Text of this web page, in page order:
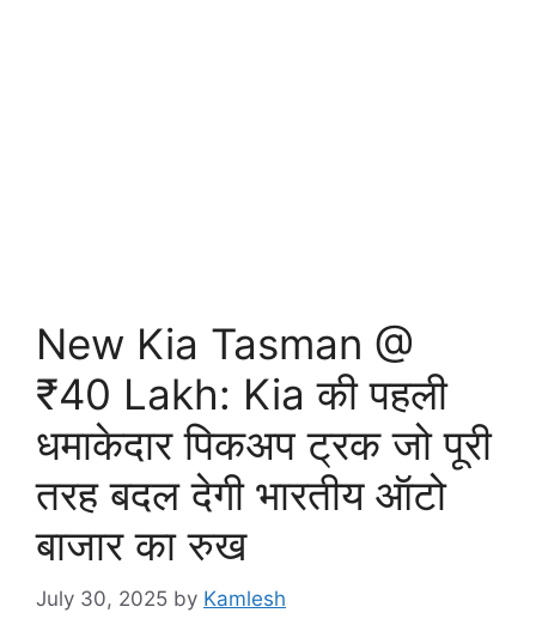
New Kia Tasman @
₹40 Lakh: Kia की पहली
धमाकेदार पिकअप ट्रक जो पूरी
तरह बदल देगी भारतीय ऑटो
बाजार का रुख
July 30, 2025 by Kamlesh